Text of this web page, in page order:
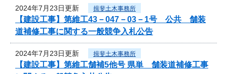
2024年7月23日更新 揖斐土木事務所
【建設工事】第維工43－047－03－1号 公共 舗装
道補修工事に関する一般競争入札公告
2024年7月23日更新 揖斐土木事務所
【建設工事】第維工舗補5他号 県単 舗装道補修工事